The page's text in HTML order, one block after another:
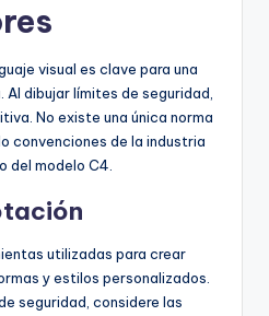
visual es clave para una
dibujar límites de seguridad,
No existe una única norma
convenciones de la industria
del modelo C4.
utilizadas para crear
y estilos personalizados.
seguridad, considere las